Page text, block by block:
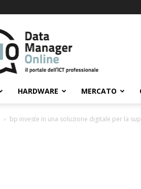
Data
Manager
Online
HARDWARE MERCATO
bp investe in una soluzione digitale per la